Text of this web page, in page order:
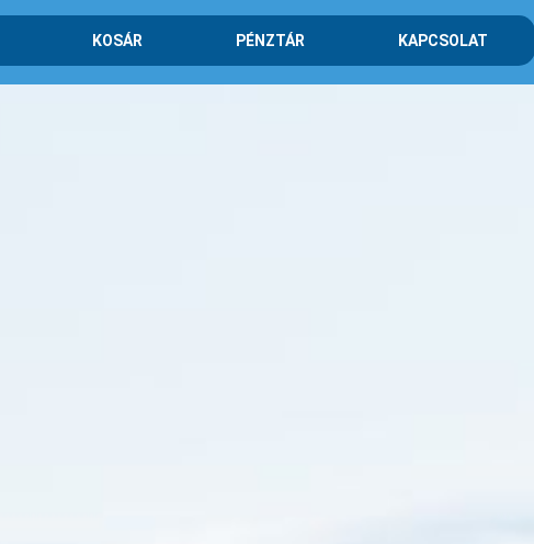
KOSÁR PÉNZTÁR KAPCSOLAT